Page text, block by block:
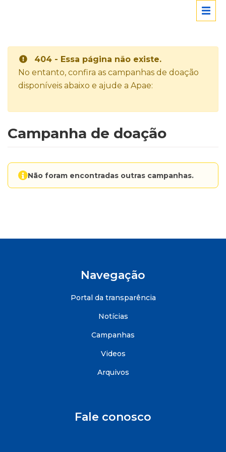
404 - Essa página não existe.
No entanto, confira as campanhas de doação
disponíveis abaixo e ajude a Apae:
Campanha de doação
Não foram encontradas outras campanhas.
Navegação
Portal da transparência
Notícias
Campanhas
Videos
Arquivos
Fale conosco